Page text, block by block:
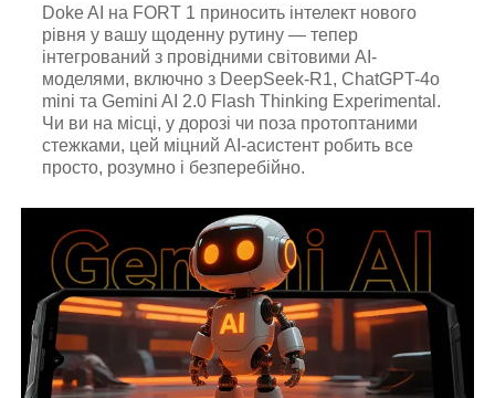
Doke AI на FORT 1 приносить інтелект нового
рівня у вашу щоденну рутину — тепер
інтегрований з провідними світовими AI-
моделями, включно з DeepSeek-R1, ChatGPT-4o
mini та Gemini AI 2.0 Flash Thinking Experimental.
Чи ви на місці, у дорозі чи поза протоптаними
стежками, цей міцний AI-асистент робить все
просто, розумно і безперебійно.